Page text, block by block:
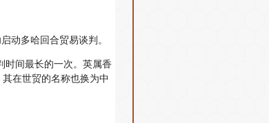
动多哈回合贸易谈判。
时间最长的一次。英属香
在世贸的名称也换为中